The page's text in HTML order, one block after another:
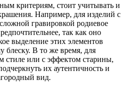
критериям, стоит учитывать и
Например, для изделий с
гравировкой родиевое
так как оно
выделение этих элементов
блеску. В то же время, для
стиле или с эффектом старины,
их аутентичность и
вид.